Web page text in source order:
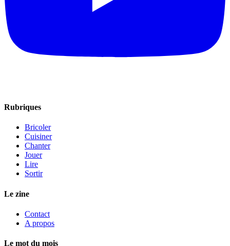
Rubriques
Bricoler
Cuisiner
Chanter
Jouer
Lire
Sortir
Le zine
Contact
A propos
Le mot du mois